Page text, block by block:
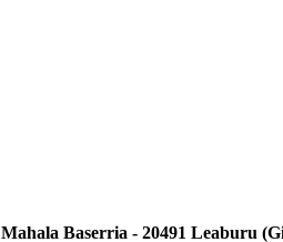
Mahala Baserria - 20491 Leaburu